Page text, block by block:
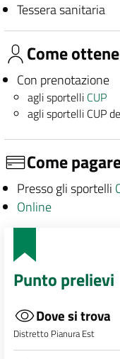
Tessera sanitaria
Come
Con prenotazione
agli sportelli CUP
agli sportelli CUP
Come
Presso gli sportelli
Online
Punto prelievi
Dove si trova
Distretto Pianura Est